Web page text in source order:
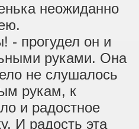
неожиданно
- прогудел он и
руками. Она
не слушалось
рукам, к
и радостное
И радость эта